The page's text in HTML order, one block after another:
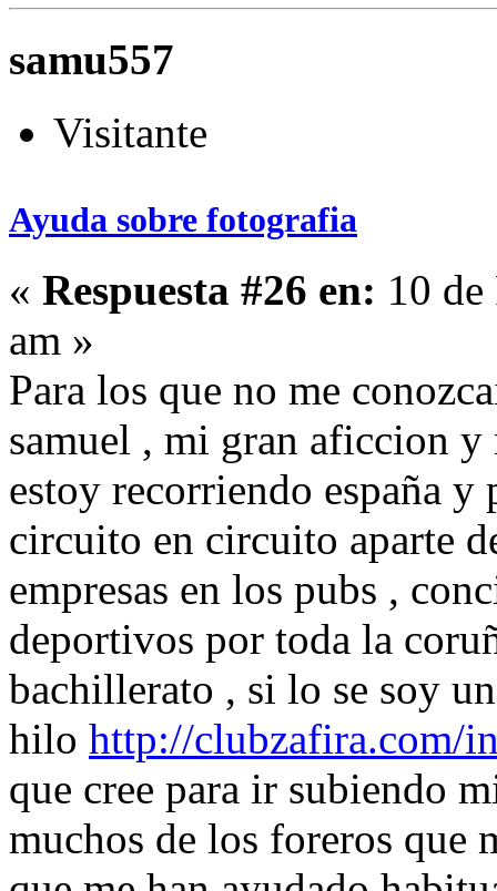
samu557
Visitante
Ayuda sobre fotografia
« Respuesta #26 en: 10
am »
Para los que no me
samuel , mi gran aficcion
estoy recorriendo españa y
circuito en circuito aparte
empresas en los pubs ,
deportivos por toda la
bachillerato , si lo se soy
hilo http://clubzafira.com/
que cree para ir subiendo
muchos de los foreros que